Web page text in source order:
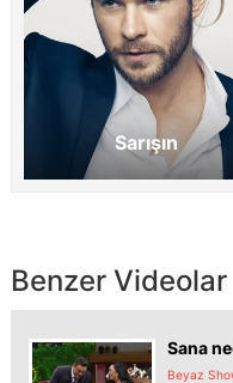
Sarışın
Benzer Videolar
Sana
Beyaz